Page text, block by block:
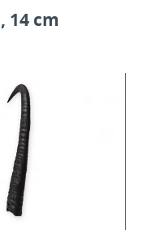
14 cm